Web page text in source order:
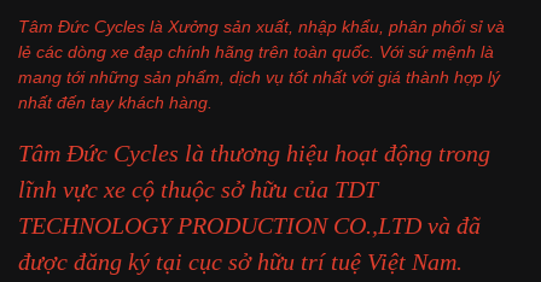
Tâm Đức Cycles là Xưởng sản xuất, nhập khẩu, phân phối sỉ và
lẻ các dòng xe đạp chính hãng trên toàn quốc. Với sứ mệnh là
mang tới những sản phẩm, dịch vụ tốt nhất với giá thành hợp lý
nhất đến tay khách hàng.
Tâm Đức Cycles là thương hiệu hoạt động trong
lĩnh vực xe cộ thuộc sở hữu của TDT
TECHNOLOGY PRODUCTION CO.,LTD và đã
được đăng ký tại cục sở hữu trí tuệ Việt Nam.